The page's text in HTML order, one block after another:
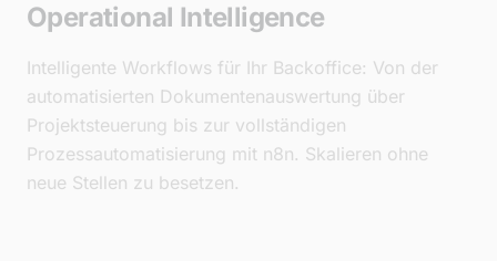
Operational Intelligence
Intelligente Workflows für Ihr Backoffice: Von der
automatisierten Dokumentenauswertung über
Projektsteuerung bis zur vollständigen
Prozessautomatisierung mit n8n. Skalieren ohne
neue Stellen zu besetzen.